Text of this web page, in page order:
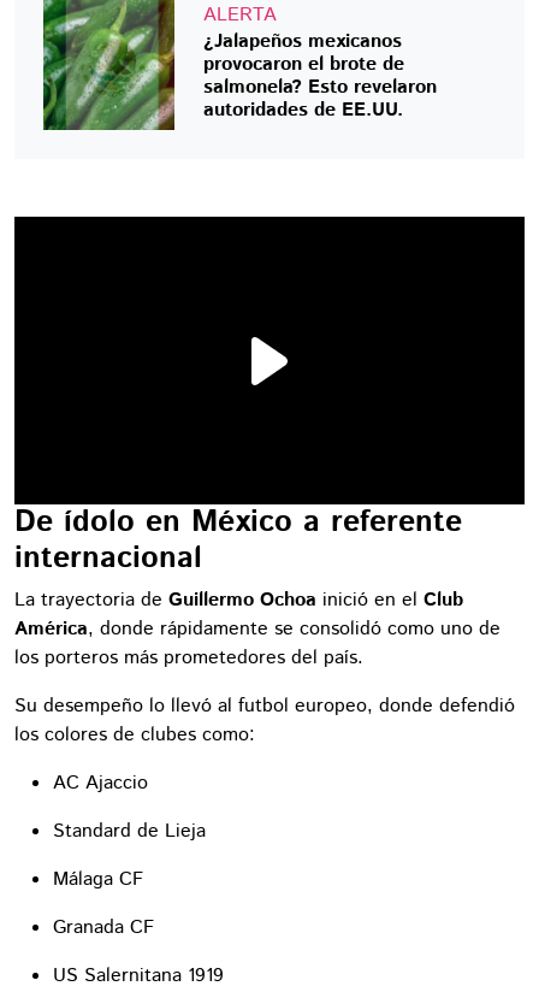
ALERTA
¿Jalapeños mexicanos
provocaron el brote de
salmonela? Esto revelaron
autoridades de EE.UU.
De ídolo en México a referente
internacional
La trayectoria de Guillermo Ochoa inició en el Club
América, donde rápidamente se consolidó como uno de
los porteros más prometedores del país.
Su desempeño lo llevó al futbol europeo, donde defendió
los colores de clubes como:
AC Ajaccio
Standard de Lieja
Málaga CF
Granada CF
US Salernitana 1919